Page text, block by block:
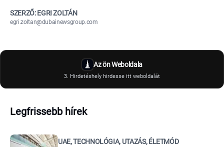
SZERZŐ: EGRI ZOLTÁN
egri.zoltan@dubainewsgroup.com
Az ön Weboldala
3. Hirdetéshely hirdesse itt weboldalát
Legfrissebb hírek
UAE, TECHNOLÓGIA, UTAZÁS, ÉLETMÓD